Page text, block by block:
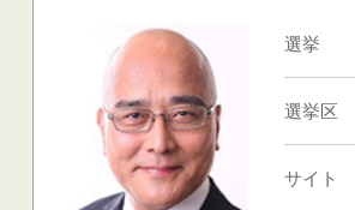
選挙
選挙区
サイト